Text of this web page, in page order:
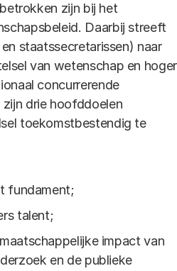
zijn bij het
Daarbij streeft
staatssecretarissen) naar
van wetenschap en hoger
concurrerende
drie hoofddoelen
toekomstbestendig te
fundament;
talent;
impact van
en de publieke